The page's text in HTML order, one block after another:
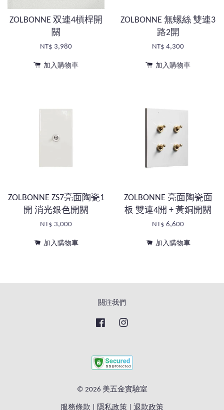
ZOLBONNE 双連4槓桿開
關
NT$ 3,980
加入購物車
ZOLBONNE 無螺絲 雙連3
路2開
NT$ 4,300
加入購物車
ZOLBONNE ZS7亮面陶瓷1
開 消光銀色開關
NT$ 3,000
加入購物車
ZOLBONNE 亮面陶瓷面
板 雙連4開 + 黃銅開關
NT$ 6,600
加入購物車
關注我們
Facebook
© 2026 美五金實驗室
服務條款 隱私政策 退款政策